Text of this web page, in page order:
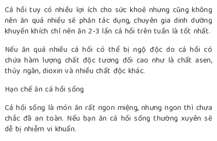
Cá hồi tuy có nhiều lợi ích cho sức khoẻ nhưng cũng không
nên ăn quá nhiều sẽ phản tác dụng, chuyên gia dinh dưỡng
khuyến khích chỉ nên ăn 2-3 lần cá hồi trên tuần là tốt nhất.
Nếu ăn quá nhiều cá hồi có thể bị ngộ độc do cá hồi có
chứa hàm lượng chất độc tương đối cao như là chất asen,
thủy ngân, dioxin và nhiều chất độc khác.
Hạn chế ăn cá hồi sống
Cá hồi sống là món ăn rất ngon miệng, nhưng ngon thì chưa
chắc đã an toàn. Nếu bạn ăn cá hồi sống thường xuyên sẽ
dễ bị nhiễm vi khuẩn.